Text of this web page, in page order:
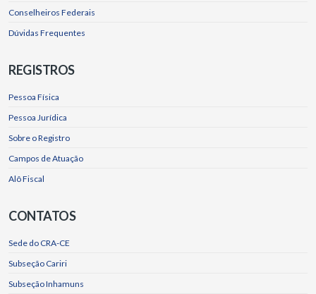
Conselheiros Federais
Dúvidas Frequentes
REGISTROS
Pessoa Física
Pessoa Jurídica
Sobre o Registro
Campos de Atuação
Alô Fiscal
CONTATOS
Sede do CRA-CE
Subseção Cariri
Subseção Inhamuns